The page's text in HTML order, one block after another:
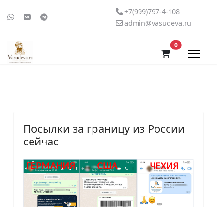
+7(999)797-4-108
admin@vasudeva.ru
0В корзину
Посылки за границу из России
сейчас